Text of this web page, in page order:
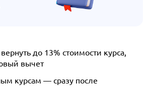
до 13% стоимости курса,
вычет
курсам — сразу после